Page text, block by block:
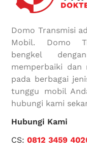
Domo Transmisi
Mobil. Domo
bengkel
memperbaiki dan
pada berbagai
tunggu mobil
hubungi kami
Hubungi Kami
CS:0812 3459